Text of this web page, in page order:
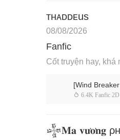
тнᴀᴅᴅᴇus
08/08/2026
Fanfic
Cốt truyện hay, khá
[Wind
 6.4K Fanfic 2D
𒈔𝐌𝐚 𝐯𝐮̛𝐨̛𝐧𝐠